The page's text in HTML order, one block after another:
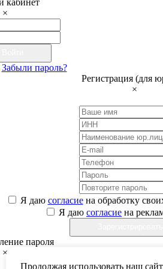
×
Забыли пароль?
Регистрация (для
×
Я даю согласиена обработку
Я даю согласие на
пароля
×
Продолжая использовать наш